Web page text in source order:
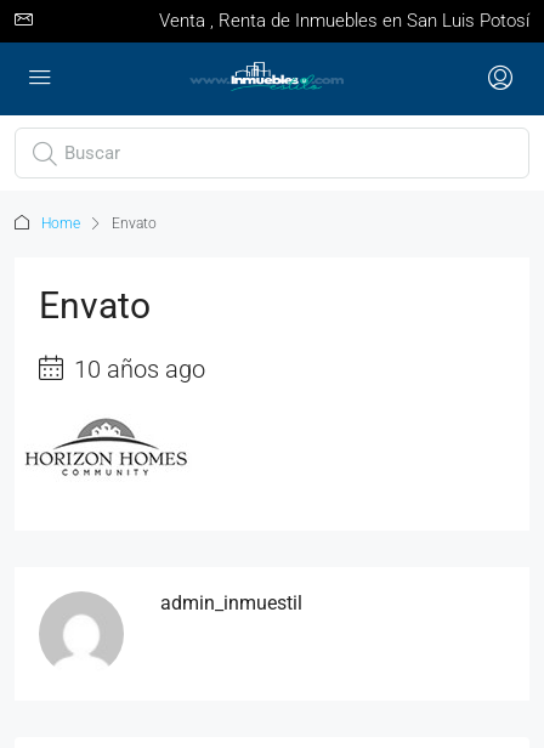
Venta , Renta de Inmuebles en San Luis Potosí
Home Envato
Envato
10 años ago
admin_inmuestil